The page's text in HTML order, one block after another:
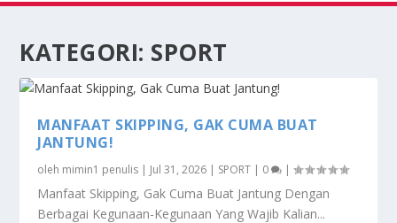
KATEGORI: SPORT
MANFAAT SKIPPING, GAK CUMA BUAT
JANTUNG!
oleh mimin1 penulis | Jul 31, 2026 | SPORT | 0 |
Manfaat Skipping, Gak Cuma Buat Jantung Dengan
Berbagai Kegunaan-Kegunaan Yang Wajib Kalian...